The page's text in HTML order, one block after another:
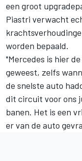
een groot
Piastri verwacht
worden bepaald.
"Mercedes is hier
geweest, zelfs
de snelste auto
dit circuit voor ons
banen. Het is een
er van de auto